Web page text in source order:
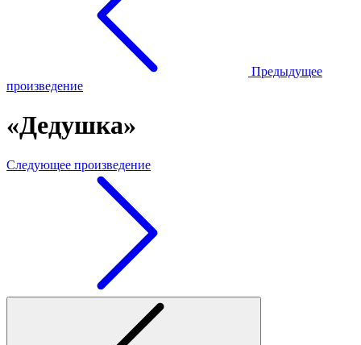
Предыдущее
произведение
«Дедушка»
Следующее произведение